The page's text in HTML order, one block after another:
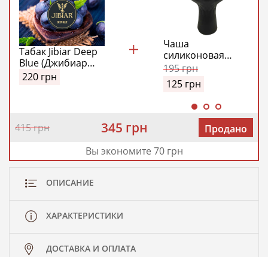
Табак Jibiar Deep
Blue (Джибиар
Темный Синий)
100 гр
220 грн
Чаша
силиконовая
Classic Kaloud
Edition
195грн
125 грн
415 грн 345 грн
Продано
Вы экономите 70 грн
ОПИСАНИЕ
ХАРАКТЕРИСТИКИ
ДОСТАВКА И ОПЛАТА